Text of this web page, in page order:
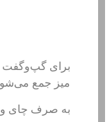
برای گپ‌و‌گفت
میز جمع
به صرف چای و